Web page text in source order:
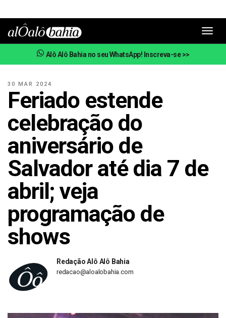
Alô Alô Bahia no seu WhatsApp! Inscreva-se >>
30 MAR 2024
Feriado estende
celebração do
aniversário de
Salvador até dia 7 de
abril; veja
programação de
shows
Redação Alô Alô Bahia
redacao@aloalobahia.com